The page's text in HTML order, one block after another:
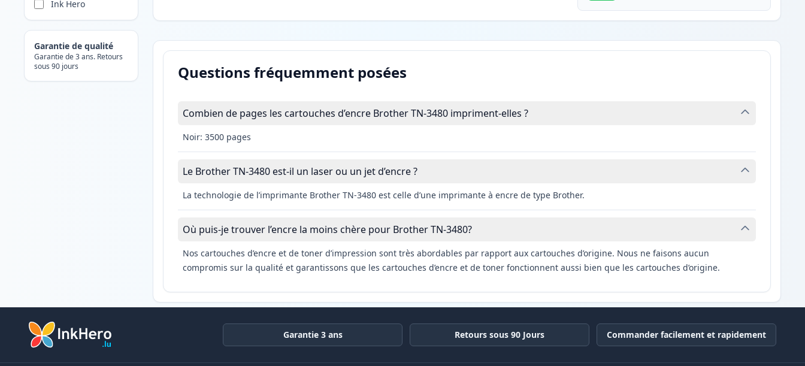
Ink Hero
Garantie de qualité
Garantie de 3 ans. Retours
sous 90 jours
Questions fréquemment posées
Combien de pages les cartouches d’encre Brother TN-3480 impriment-elles ?
Noir: 3500 pages
Le Brother TN-3480 est-il un laser ou un jet d’encre ?
La technologie de l’imprimante Brother TN-3480 est celle d’une imprimante à encre de type Brother.
Où puis-je trouver l’encre la moins chère pour Brother TN-3480?
Nos cartouches d’encre et de toner d’impression sont très abordables par rapport aux cartouches d’origine. Nous ne faisons aucun
compromis sur la qualité et garantissons que les cartouches d’encre et de toner fonctionnent aussi bien que les cartouches d’origine.
Garantie 3 ans Retours sous 90 Jours Commander facilement et rapidement